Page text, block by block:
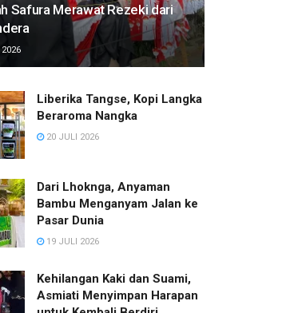
Safura Merawat Rezeki dari
Liberika Tangse, Kopi Langka
Beraroma Nangka
20 JULI 2026
Dari Lhoknga, Anyaman
Bambu Menganyam Jalan ke
Pasar Dunia
19 JULI 2026
Kehilangan Kaki dan Suami,
Asmiati Menyimpan Harapan